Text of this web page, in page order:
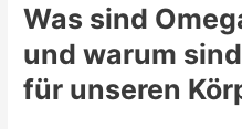
Was sind
und warum
für unseren